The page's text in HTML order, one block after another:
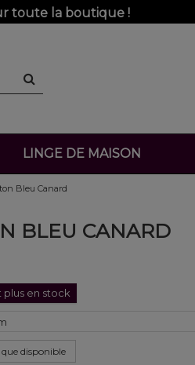
toute la boutique !
LINGE DE MAISON
Bleu Canard
BLEU CANARD
en stock
disponible